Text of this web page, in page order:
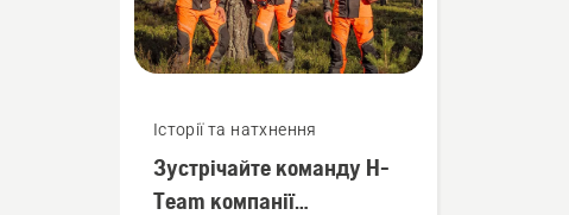
Історії та натхнення
Зустрічайте команду H-
Team компанії